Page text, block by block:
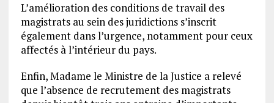
L’amélioration des conditions de travail des
magistrats au sein des juridictions s’inscrit
également dans l’urgence, notamment pour ceux
affectés à l’intérieur du pays.
Enfin, Madame le Ministre de la Justice a relevé
que l’absence de recrutement des magistrats